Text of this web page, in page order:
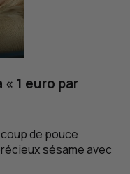
1 euro par
de pouce
sésame avec